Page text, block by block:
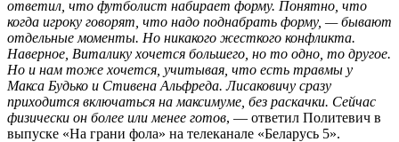
ответил, что футболист набирает форму. Понятно, что
когда игроку говорят, что надо поднабрать форму, — бывают
отдельные моменты. Но никакого жесткого конфликта.
Наверное, Виталику хочется большего, но то одно, то другое.
Но и нам тоже хочется, учитывая, что есть травмы у
Макса Будько и Стивена Альфреда. Лисаковичу сразу
приходится включаться на максимуме, без раскачки. Сейчас
физически он более или менее готов, — ответил Политевич в
выпуске «На грани фола» на телеканале «Беларусь 5».